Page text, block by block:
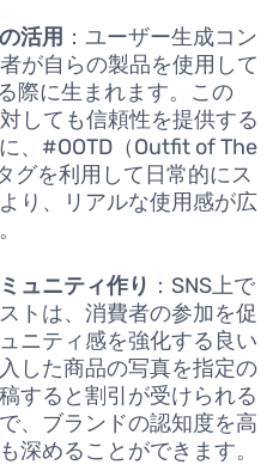
活用 ：ユーザー生成コン
が自らの製品を使用して
際に生まれます。この
しても信頼性を提供する
、#OOTD（Outfit of The
グを利用して日常的にス
り、リアルな使用感が広
ュニティ作り ：SNS上で
トは、消費者の参加を促
ニティ感を強化する良い
した商品の写真を指定の
すると割引が受けられる
、ブランドの認知度を高
深めることができます。